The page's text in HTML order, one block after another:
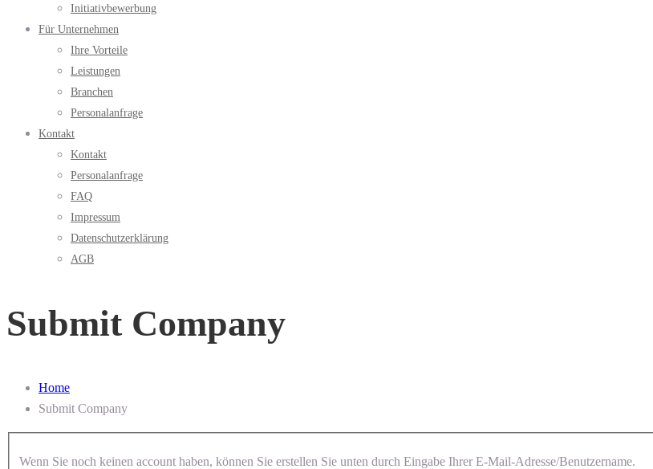
Initiativbewerbung
Für Unternehmen
Ihre Vorteile
Leistungen
Branchen
Personalanfrage
Kontakt
Kontakt
Personalanfrage
FAQ
Impressum
Datenschutzerklärung
AGB
Submit Company
Home
Submit Company
Wenn Sie noch keinen account haben, können Sie erstellen Sie unten durch Eingabe Ihrer E-Mail-Adresse/Benutzername.